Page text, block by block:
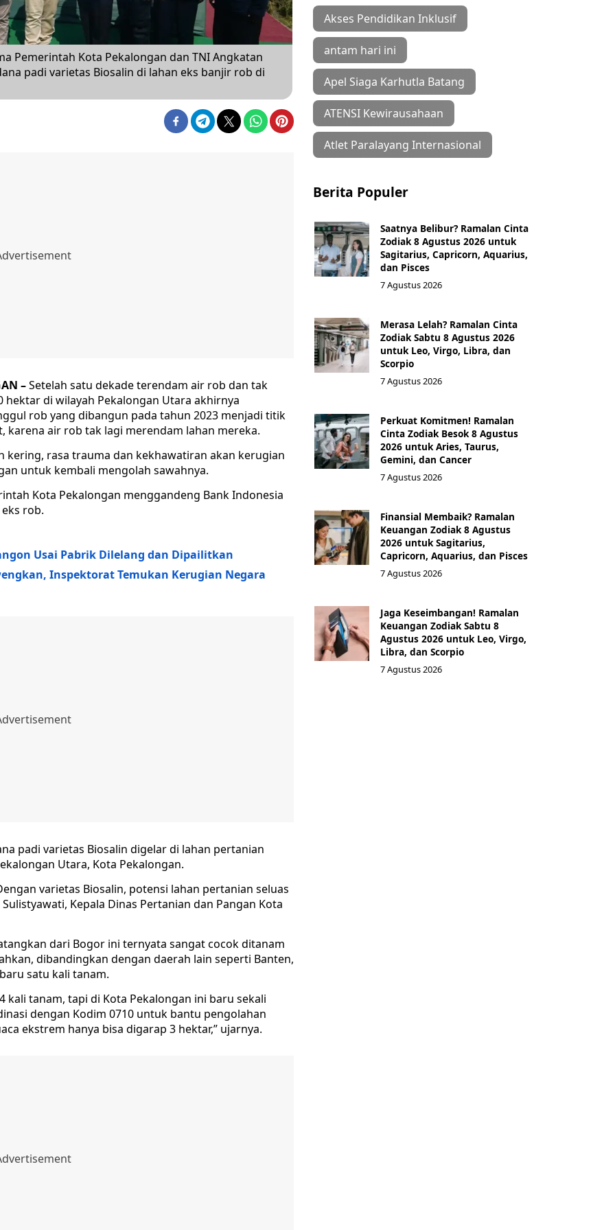
Pemerintah Kota Pekalongan dan TNI Angkatan
padi varietas Biosalin di lahan eks banjir rob di
–Setelah satu dekade terendam air rob dan tak
di wilayah Pekalongan Utara akhirnya
rob yang dibangun pada tahun 2023 menjadi titik
karena air rob tak lagi merendam lahan mereka.
kering, rasa trauma dan kekhawatiran akan kerugian
untuk kembali mengolah sawahnya.
Kota Pekalongan menggandeng Bank Indonesia
rob.
Usai Pabrik Dilelang dan Dipailitkan
Inspektorat Temukan Kerugian Negara
padi varietas Biosalin digelar di lahan pertanian
Utara, Kota Pekalongan.
varietas Biosalin, potensi lahan pertanian seluas
Kepala Dinas Pertanian dan Pangan Kota
dari Bogor ini ternyata sangat cocok ditanam
dibandingkan dengan daerah lain seperti Banten,
satu kali tanam.
kali tanam, tapi di Kota Pekalongan ini baru sekali
dengan Kodim 0710 untuk bantu pengolahan
ekstrem hanya bisa digarap 3 hektar,” ujarnya.
Akses Pendidikan Inklusif
antam hari ini
Apel Siaga Karhutla Batang
ATENSI Kewirausahaan
Atlet Paralayang Internasional
Berita Populer
Saatnya Belibur? Ramalan Cinta
Zodiak 8 Agustus 2026 untuk
Sagitarius, Capricorn, Aquarius,
dan Pisces
7 Agustus 2026
Merasa Lelah? Ramalan Cinta
Zodiak Sabtu 8 Agustus 2026
untuk Leo, Virgo, Libra, dan
Scorpio
7 Agustus 2026
Perkuat Komitmen! Ramalan
Cinta Zodiak Besok 8 Agustus
2026 untuk Aries, Taurus,
Gemini, dan Cancer
7 Agustus 2026
Finansial Membaik? Ramalan
Keuangan Zodiak 8 Agustus
2026 untuk Sagitarius,
Capricorn, Aquarius, dan Pisces
7 Agustus 2026
Jaga Keseimbangan! Ramalan
Keuangan Zodiak Sabtu 8
Agustus 2026 untuk Leo, Virgo,
Libra, dan Scorpio
7 Agustus 2026